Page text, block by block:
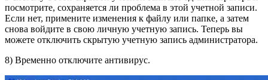
посмотрите, сохраняется ли проблема в этой учетной записи.
Если нет, примените изменения к файлу или папке, а затем
снова войдите в свою личную учетную запись. Теперь вы
можете отключить скрытую учетную запись администратора.
8) Временно отключите антивирус.